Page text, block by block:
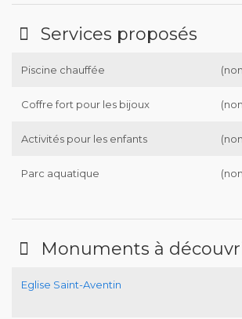
Services proposés
Piscine chauffée
Coffre fort pour les bijoux
Activités pour les enfants
Parc aquatique
Monuments à
Eglise Saint-Aventin